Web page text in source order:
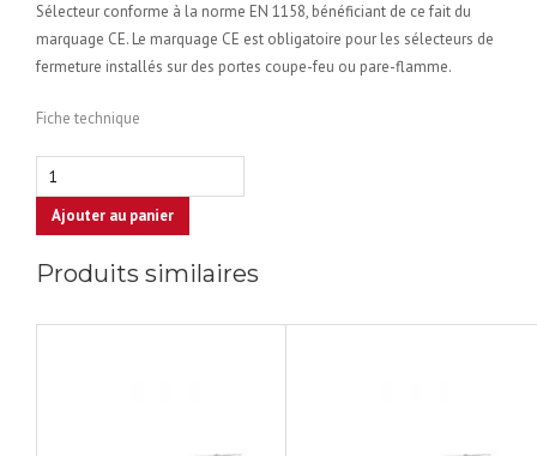
Sélecteur conforme à la norme EN 1158, bénéficiant de ce fait du
marquage CE. Le marquage CE est obligatoire pour les sélecteurs de
fermeture installés sur des portes coupe-feu ou pare-flamme.
Fiche technique
quantité
de
Dorma
390
Ajouter au panier
Produits similaires